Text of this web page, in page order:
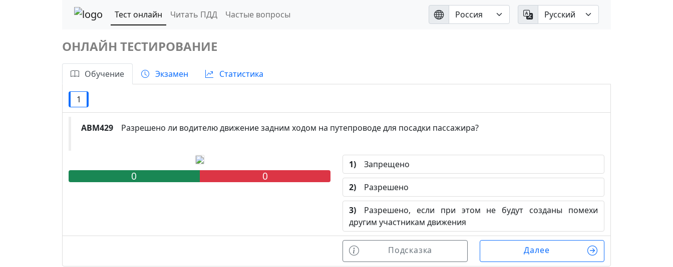
Тест онлайн Читать ПДД Частые вопросы
ОНЛАЙН ТЕСТИРОВАНИЕ
Обучение Экзамен Статистика
1
ABM429 Разрешено ли водителю движение задним ходом на путепроводе для посадки пассажира?
0 0
1) Запрещено
2) Разрешено
3) Разрешено, если при этом не будут созданы помехи
другим участникам движения
Подсказка Далее